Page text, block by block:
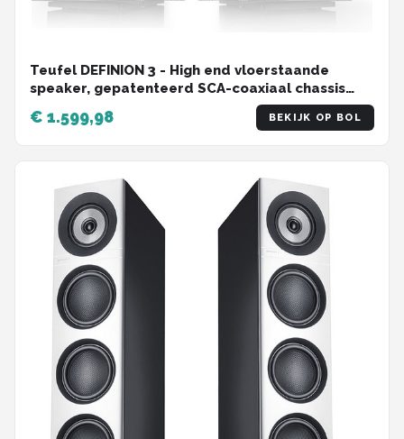
Teufel DEFINION 3 - High end vloerstaande
speaker, gepatenteerd SCA-coaxiaal chassis
voor ongekende ruimtelijkheid en brede
afstraling ,
€ 1.599,98 BEKIJK OP BOL